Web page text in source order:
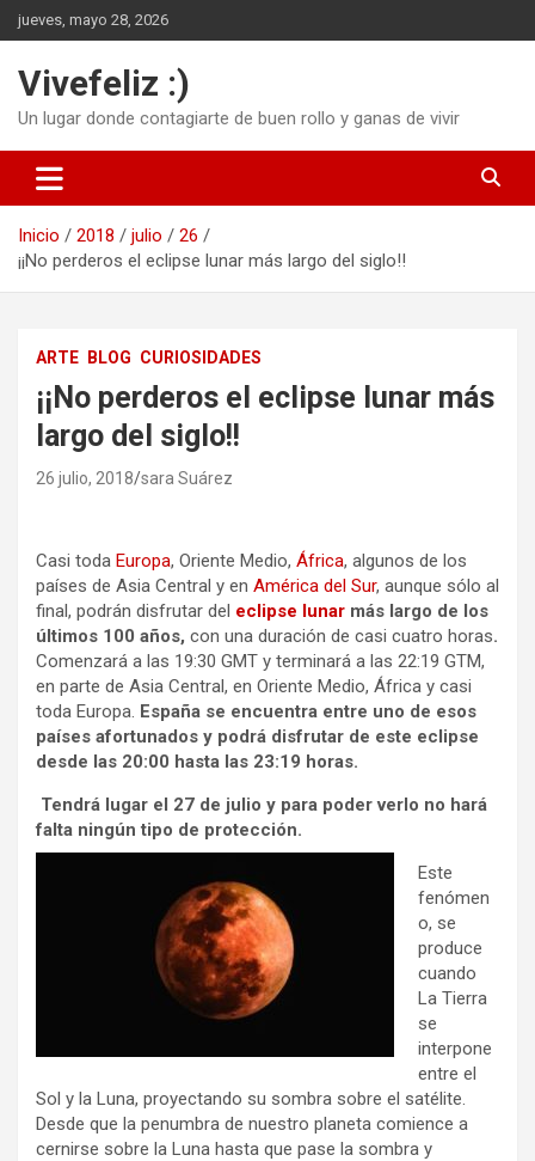
Saltar
al
jueves, mayo 28, 2026
Vivefeliz :)
Un lugar donde contagiarte de buen rollo y ganas de vivir
Inicio 2018 julio
26
¡¡No perderos el eclipse lunar más largo del siglo!!
ARTE BLOG CURIOSIDADES
¡¡No perderos el eclipse lunar más
largo del siglo!!
26 julio, 2018 sara Suárez
Casi toda Europa, Oriente Medio, África, algunos de los
países de Asia Central y en América del Sur, aunque sólo al
final, podrán disfrutar del eclipse lunar más largo de los
últimos 100 años, con una duración de casi cuatro horas.
Comenzará a las 19:30 GMT y terminará a las 22:19 GTM,
en parte de Asia Central, en Oriente Medio, África y casi
toda Europa. España se encuentra entre uno de esos
países afortunados y podrá disfrutar de este eclipse
desde las 20:00 hasta las 23:19 horas.
Tendrá lugar el 27 de julio y para poder verlo no hará
falta ningún tipo de protección.
Este
fenómen
o, se
produce
cuando
La Tierra
se
interpone
entre el
Sol y la Luna, proyectando su sombra sobre el satélite.
Desde que la penumbra de nuestro planeta comience a
cernirse sobre la Luna hasta que pase la sombra y